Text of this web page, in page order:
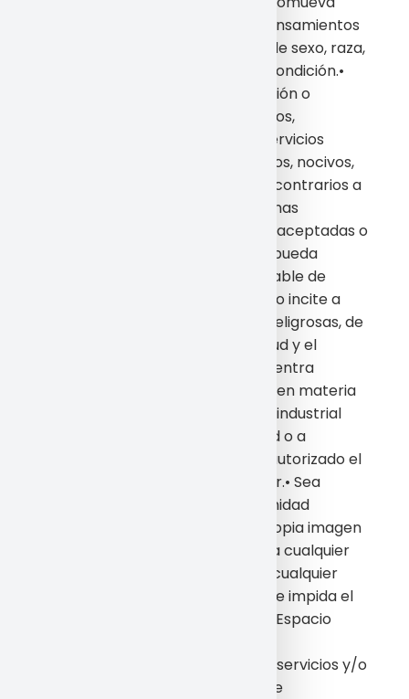
actuaciones, actitudes o pensamientos
discriminatorios por razón de sexo, raza,
religión, creencias, edad o condición.•
Incorpore, ponga a disposición o
permita acceder a productos,
elementos, mensajes y/o servicios
delictivos, violentos, ofensivos, nocivos,
degradantes o, en general, contrarios a
la ley, a la moral y a las buenas
costumbres generalmente aceptadas o
al orden público. Induzca o pueda
inducir a un estado inaceptable de
ansiedad o temor.• Induzca o incite a
involucrarse en prácticas peligrosas, de
riesgo o nocivas para la salud y el
equilibrio psíquico.• Se encuentra
protegido por la legislación en materia
de protección intelectual o industrial
perteneciente a la sociedad o a
terceros sin que haya sido autorizado el
uso que se pretenda realizar.• Sea
contrario al honor, a la intimidad
personal y familiar o a la propia imagen
de las personas.• Constituya cualquier
tipo de publicidad.• Incluya cualquier
tipo de virus o programa que impida el
normal funcionamiento del Espacio
Si para acceder a algunos de los servicios y/o
contenidos del Espacio Web, se le